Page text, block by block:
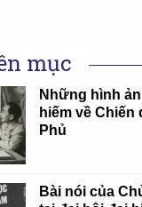
mục
Những hình
hiếm về
Phủ
Bài nói của